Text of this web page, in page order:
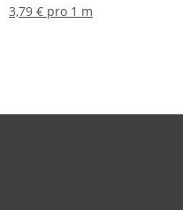
3,79 € pro 1 m